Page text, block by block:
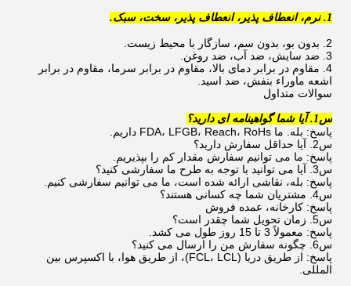
1. نرم، انعطاف پذیر، انعطاف پذیر، سخت، سبک.
2. بدون بو، بدون سم، سازگار با محیط زیست.
3. ضد سایش، ضد آب، ضد روغن.
4. مقاوم در برابر دمای بالا، مقاوم در برابر سرما، مقاوم در برابر
اشعه ماوراء بنفش، ضد اسید.
سوالات متداول
س1. آیا شما گواهینامه ای دارید؟
پاسخ: بله. ما FDA، LFGB، Reach، RoHs داریم.
س2. آیا حداقل سفارش دارید؟
پاسخ: ما می توانیم سفارش مقدار کم را بپذیریم.
س3. آیا می توانید با توجه به طرح ما سفارشی کنید؟
پاسخ: بله، نقاشی ارائه شده است، ما می توانیم سفارشی کنیم.
س4. مشتریان شما چه کسانی هستند؟
پاسخ: کارخانه، عمده فروش
س5. زمان تحویل شما چقدر است؟
پاسخ: معمولاً 3 تا 15 روز طول می کشد.
س6. چگونه سفارش من را ارسال می کنید؟
پاسخ: از طریق دریا (FCL، LCL)، از طریق هوا، با اکسپرس بین
المللی.